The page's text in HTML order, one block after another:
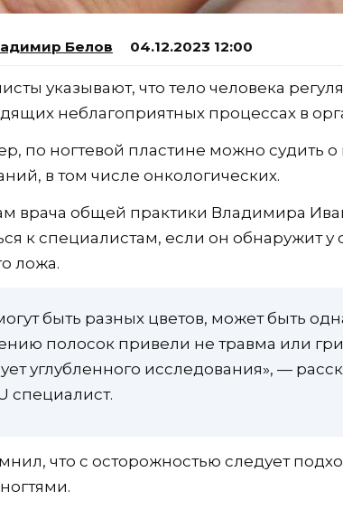
Белов 04.12.2023 12:00
указывают, что тело человека
неблагоприятных процессах в
по ногтевой пластине можно судить
в том числе онкологических.
врача общей практики Владимира
к специалистам, если он обнаружит у
ложа.
быть разных цветов, может быть
полосок привели не травма или
углубленного исследования», —
специалист.
что с осторожностью следует